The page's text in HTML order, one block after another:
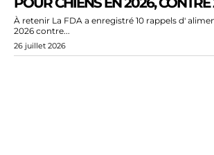
À retenir La FDA a enregistré 10 rappels d' aliments pour chiens en
2026 contre...
26 juillet 2026